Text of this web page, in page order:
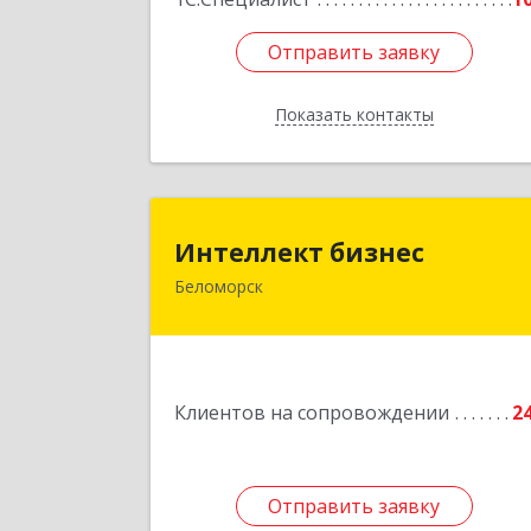
Отправить заявку
Показать контакты
Отправить заявку
Назад
Интеллект бизнес
Беломорск
Клиентов на сопровождении
Отправить заявку
Интеллект бизнес
г. Беломорск, Портовое шоссе, д.1
Отправить заявку